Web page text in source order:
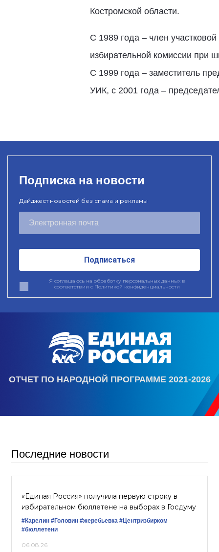
Костромской области.
С 1989 года – член участковой
избирательной комиссии при
С 1999 года – заместитель
УИК, с 2001 года –
Подписка на новости
Дайджест новостей без спама и рекламы
Подписаться
Я соглашаюсь на обработку персональных данных в
соответствии с Политикой конфиденциальности
ОТЧЕТ ПО НАРОДНОЙ ПРОГРАММЕ 2021-2026
Последние новости
«Единая Россия» получила первую строку в
избирательном бюллетене на выборах в Госдуму
#Карелин #Головин #жеребьевка #Центризбирком
#бюллетени
06.08.26